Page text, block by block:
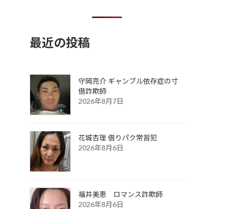
最近の投稿
守岡亮介 ギャンブル依存症の寸
借詐欺師
2026年8月7日
花城杏理 借りパク常習犯
2026年8月6日
福井美恵 ロマンス詐欺師
2026年8月6日